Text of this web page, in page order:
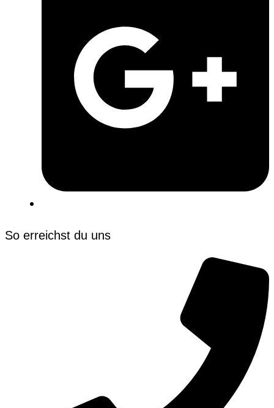
So erreichst du uns